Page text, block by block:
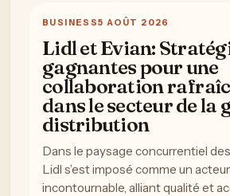
BUSINESS5 AOÛT 2026
Lidl et Evian:
gagnantes pour une
collaboration
dans le secteur de la
distribution
Dans le paysage concurrentiel
Lidl s’est imposé comme un acteur
incontournable, alliant qualité et